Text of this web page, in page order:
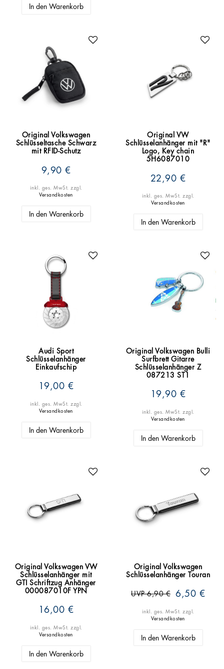
In den Warenkorb
Original Volkswagen
Schlüsseltasche Schwarz
mit RFID-Schutz
9,90 €
inkl. ges. MwSt. zzgl.
Versandkosten
In den Warenkorb
Original VW
Schlüsselanhänger mit "R"
Logo, Key chain
5H6087010
22,90 €
inkl. ges. MwSt. zzgl.
Versandkosten
In den Warenkorb
Audi Sport
Schlüsselanhänger
Einkaufschip
19,00 €
inkl. ges. MwSt. zzgl.
Versandkosten
In den Warenkorb
Original Volkswagen Bulli
Surfbrett Gitarre
Schlüsselanhänger Z
087213 ST1
19,90 €
inkl. ges. MwSt. zzgl.
Versandkosten
In den Warenkorb
Original Volkswagen VW
Schlüsselanhänger mit
GTI Schriftzug Anhänger
000087010F YPN
16,00 €
inkl. ges. MwSt. zzgl.
Versandkosten
In den Warenkorb
Original Volkswagen
Schlüsselanhänger Touran
UVP 6,90 € 6,50 €
inkl. ges. MwSt. zzgl.
Versandkosten
In den Warenkorb